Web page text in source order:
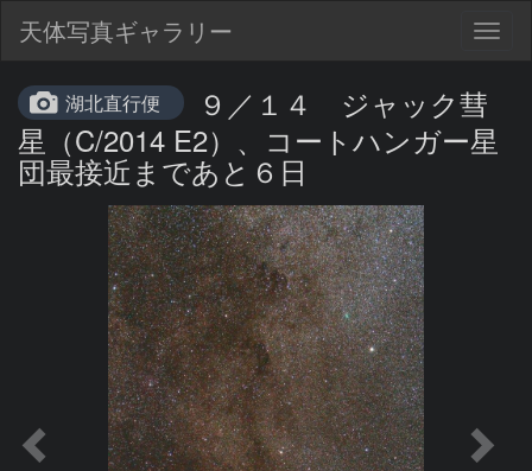
天体写真ギャラリー
湖北直行便
９／１４ ジャック彗
星（C/2014 E2）、コートハンガー星
団最接近まであと６日